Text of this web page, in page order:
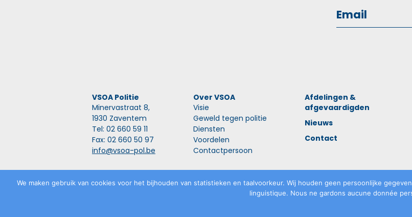
We maken gebruik van cookies voor het bijhouden van statistieken en taalvoorkeur. Wij houden geen persoonlijke
linguistique. Nous ne gardons aucune donnée
VSOA Politie
Minervastraat 8,
1930 Zaventem
Tel: 02 660 59 11
Fax: 02 660 50 97
info@vsoa-pol.be
Over VSOA
Visie
Geweld tegen politie
Diensten
Voordelen
Contactpersoon
Afdelingen &
afgevaardigden
Nieuws
Contact
Privacyverklaring 2026